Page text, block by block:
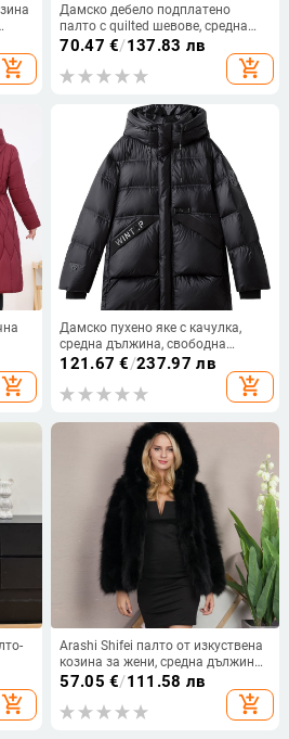
add_shopping_cart
Дамско дебело подплатено
палто с quilted шевове, средна
дължина, дълги ръкави, яка тип
ревер, едноредово закопчаване
70.47 €/137.83 лв
add_shopping_cart
add_shopping_cart
Дамско пухено яке с качулка,
средна дължина, свободна
кройка, пух от патица 86–90%,
121.67 €/237.97 лв
add_shopping_cart
add_shopping_cart
Arashi Shifei палто от изкуствена
козина за жени, средна дължина
(50-65 см), дълги ръкави, козина
яка не се сваля, стил: офисно
ежедневен
57.05 €/111.58 лв
add_shopping_cart